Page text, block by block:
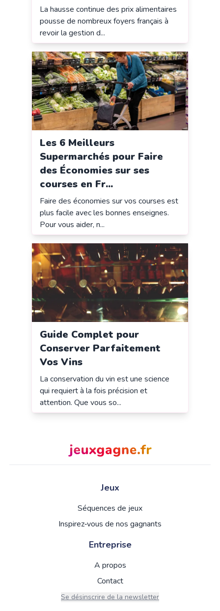
La hausse continue des prix alimentaires
pousse de nombreux foyers français à
revoir la gestion d...
Les 6 Meilleurs
Supermarchés pour Faire
des Économies sur ses
courses en Fr...
Faire des économies sur vos courses est
plus facile avec les bonnes enseignes.
Pour vous aider, n...
Guide Complet pour
Conserver Parfaitement
Vos Vins
La conservation du vin est une science
qui requiert à la fois précision et
attention. Que vous so...
Jeux
Séquences de jeux
Inspirez‑vous de nos gagnants
Entreprise
A propos
Contact
Se désinscrire de la newsletter